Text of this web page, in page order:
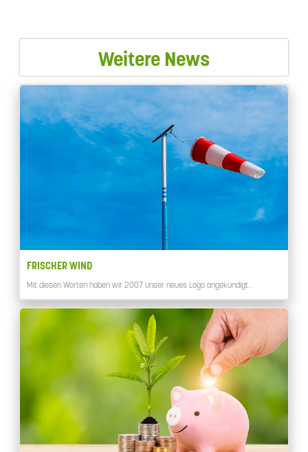
Weitere News
FRISCHER WIND
Mit diesen Worten haben wir 2007 unser neues Logo angekündigt.…